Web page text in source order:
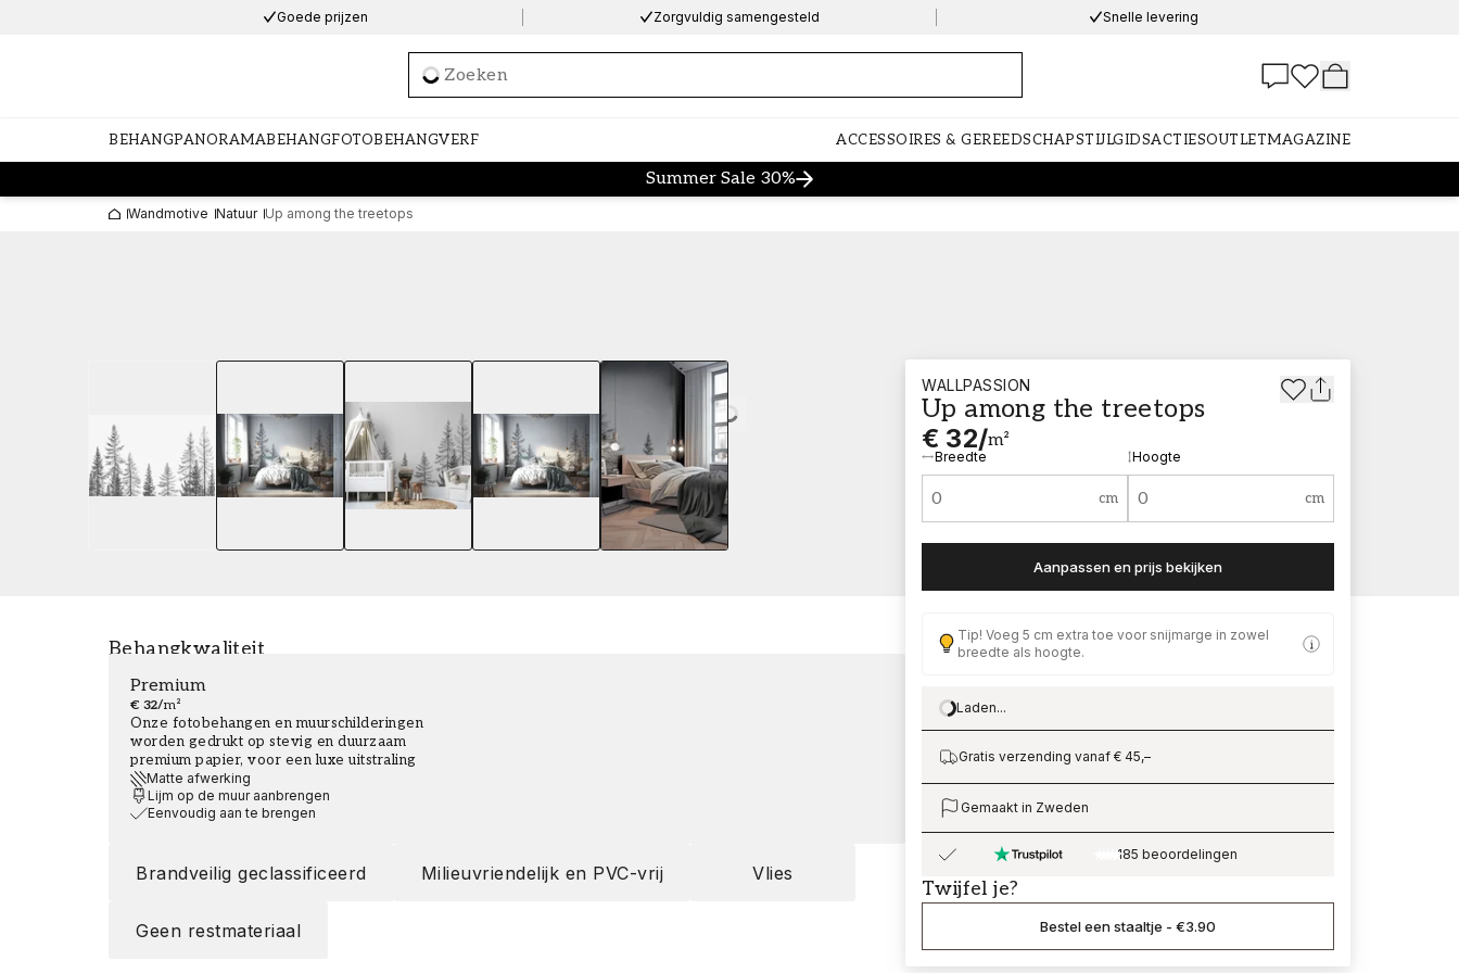
Goede prijzen Zorgvuldig samengesteld Snelle levering
Loading…
BEHANGPANORAMABEHANGFOTOBEHANGVERF ACCESSOIRES & GEREEDSCHAPSTIJLGIDSACTIESOUTLETMAGAZINE
Summer Sale 30%
Wandmotive Natuur Up among the treetops
Loading…
Behangkwaliteit
Premium
€ 32/m²
Onze fotobehangen en muurschilderingen
worden gedrukt op stevig en duurzaam
premium papier, voor een luxe uitstraling
Matte afwerking
Lijm op de muur aanbrengen
Eenvoudig aan te brengen
Brandveilig geclassificeerd Milieuvriendelijk en PVC-vrij Vlies
Geen restmateriaal
WALLPASSION
Up among the treetops
€ 32/m²
Breedte Hoogte
cm cm
Aanpassen en prijs bekijken
Tip! Voeg 5 cm extra toe voor snijmarge in zowel
breedte als hoogte.
Loading…
Laden...
Gratis verzending vanaf € 45,–
Gemaakt in Zweden
185 beoordelingen
Twijfel je?
Bestel een staaltje - €3.90